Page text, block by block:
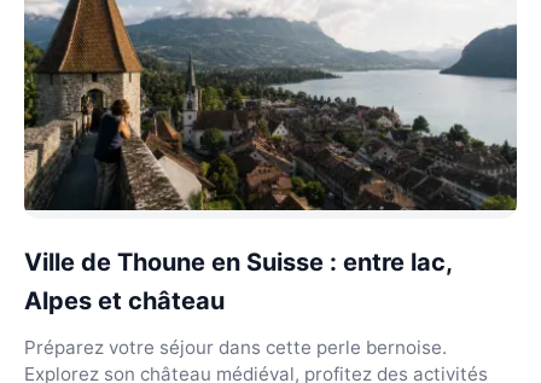
Ville de Thoune en Suisse : entre lac,
Alpes et château
Préparez votre séjour dans cette perle bernoise.
Explorez son château médiéval, profitez des activités